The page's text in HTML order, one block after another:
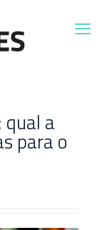
qual a
para o